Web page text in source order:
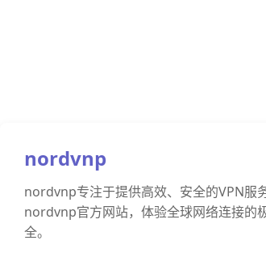
nordvnp
nordvnp专注于提供高效、安全的VPN服
nordvnp官方网站，体验全球网络连接的
全。